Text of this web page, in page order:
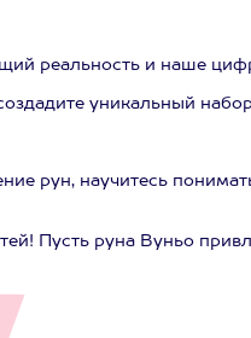
реальность и наше
уникальный
рун, научитесь
Пусть руна Вуньо